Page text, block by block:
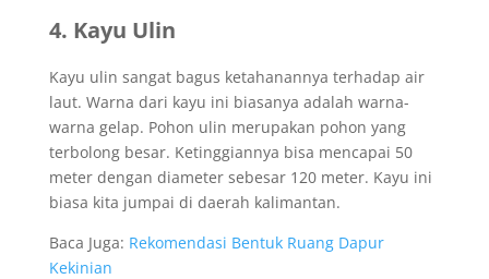
4. Kayu Ulin
Kayu ulin sangat bagus ketahanannya terhadap air
laut. Warna dari kayu ini biasanya adalah warna-
warna gelap. Pohon ulin merupakan pohon yang
terbolong besar. Ketinggiannya bisa mencapai 50
meter dengan diameter sebesar 120 meter. Kayu ini
biasa kita jumpai di daerah kalimantan.
Baca Juga: Rekomendasi Bentuk Ruang Dapur
Kekinian